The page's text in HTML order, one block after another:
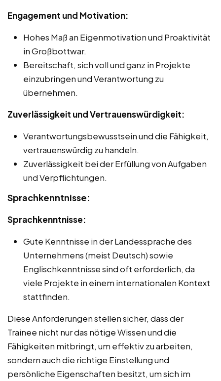
Engagement und Motivation:
Hohes Maß an Eigenmotivation und Proaktivität
in Großbottwar.
Bereitschaft, sich voll und ganz in Projekte
einzubringen und Verantwortung zu
übernehmen.
Zuverlässigkeit und Vertrauenswürdigkeit:
Verantwortungsbewusstsein und die Fähigkeit,
vertrauenswürdig zu handeln.
Zuverlässigkeit bei der Erfüllung von Aufgaben
und Verpflichtungen.
Sprachkenntnisse:
Sprachkenntnisse:
Gute Kenntnisse in der Landessprache des
Unternehmens (meist Deutsch) sowie
Englischkenntnisse sind oft erforderlich, da
viele Projekte in einem internationalen Kontext
stattfinden.
Diese Anforderungen stellen sicher, dass der
Trainee nicht nur das nötige Wissen und die
Fähigkeiten mitbringt, um effektiv zu arbeiten,
sondern auch die richtige Einstellung und
persönliche Eigenschaften besitzt, um sich im